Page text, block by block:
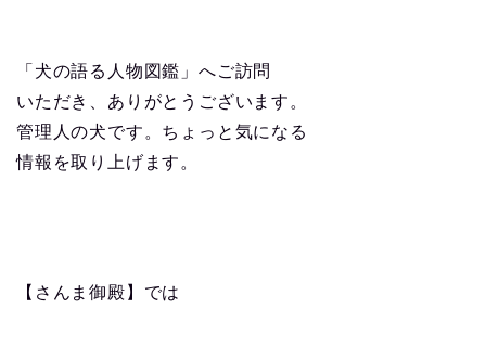
「犬の語る人物図鑑」へご訪問
いただき、ありがとうございます。
管理人の犬です。ちょっと気になる
情報を取り上げます。
【さんま御殿】では